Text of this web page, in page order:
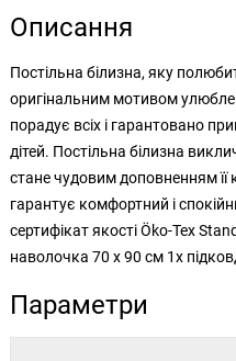
Описання
Постільна білизна, яку
оригінальним мотивом
порадує всіх і гарантовано
дітей. Постільна білизна
стане чудовим доповненням
гарантує комфортний і
сертифікат якості Öko-Tex
наволочка 70 x 90 см 1x
Параметри